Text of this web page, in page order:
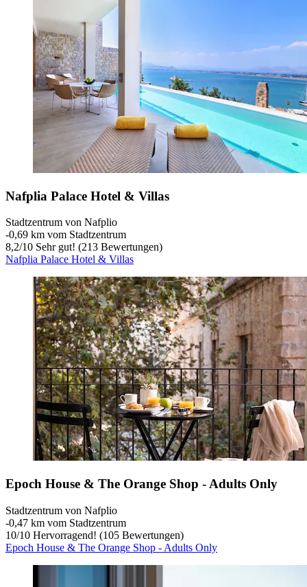
Nafplia Palace Hotel & Villas
Stadtzentrum von Nafplio
‐0,69 km vom Stadtzentrum
8,2/10 Sehr gut! (213 Bewertungen)
Nafplia Palace Hotel & Villas
Epoch House & The Orange Shop - Adults Only
Stadtzentrum von Nafplio
‐0,47 km vom Stadtzentrum
10/10 Hervorragend! (105 Bewertungen)
Epoch House & The Orange Shop - Adults Only